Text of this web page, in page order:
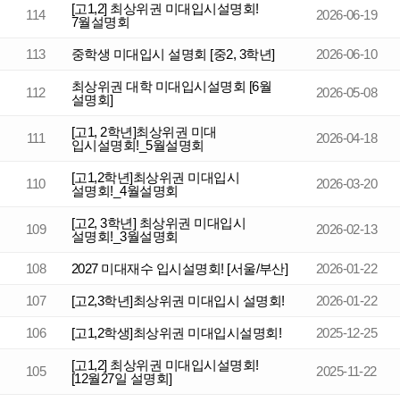
114
[고1,2] 최상위권 미대입시설명회!
7월설명회
2026-06-19
113 중학생 미대입시 설명회 [중2, 3학년] 2026-06-10
112
최상위권 대학 미대입시설명회 [6월
설명회]
2026-05-08
111
[고1, 2학년]최상위권 미대
입시설명회!_5월설명회
2026-04-18
110
[고1,2학년]최상위권 미대입시
설명회!_4월설명회
2026-03-20
109
[고2, 3학년] 최상위권 미대입시
설명회!_3월설명회
2026-02-13
108 2027 미대재수 입시설명회! [서울/부산] 2026-01-22
107 [고2,3학년]최상위권 미대입시 설명회! 2026-01-22
106 [고1,2학생]최상위권 미대입시설명회! 2025-12-25
105
[고1,2] 최상위권 미대입시설명회!
[12월27일 설명회]
2025-11-22